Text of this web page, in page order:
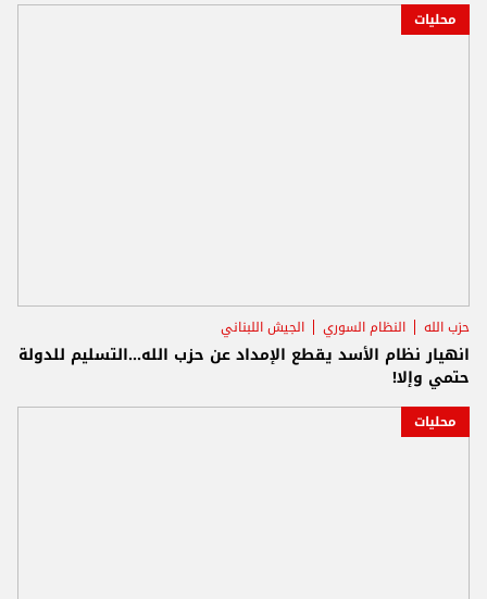
محليات
حزب الله النظام السوري الجيش اللبناني
انهيار نظام الأسد يقطع الإمداد عن حزب الله...التسليم للدولة
حتمي وإلا!
محليات